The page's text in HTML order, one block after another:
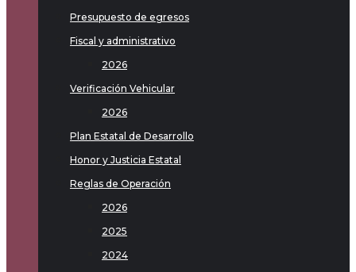
Presupuesto de egresos
Fiscal y administrativo
2026
Verificación Vehicular
2026
Plan Estatal de Desarrollo
Honor y Justicia Estatal
Reglas de Operación
2026
2025
2024